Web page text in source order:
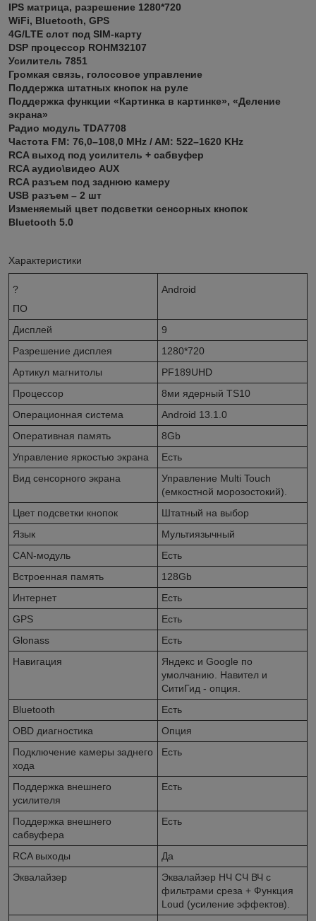
IPS матрица, разрешение 1280*720
WiFi, Bluetooth, GPS
4G/LTE слот под SIM-карту
DSP процессор ROHM32107
Усилитель 7851
Громкая связь, голосовое управление
Поддержка штатных кнопок на руле
Поддержка функции «Картинка в картинке», «Деление
экрана»
Радио модуль TDA7708
Частота FM: 76,0–108,0 MHz / AM: 522–1620 KHz
RCA выход под усилитель + сабвуфер
RCA аудио\видео AUX
RCA разъем под заднюю камеру
USB разъем – 2 шт
Изменяемый цвет подсветки сенсорных кнопок
Bluetooth 5.0
Характеристики
?
ПО
Android
Дисплей
9
Разрешение дисплея
1280*720
Артикул магнитолы
PF189UHD
Процессор
8ми ядерный TS10
Операционная система
Android 13.1.0
Оперативная память
8Gb
Управление яркостью экрана
Есть
Вид сенсорного экрана
Управление Multi Touch
(емкостной морозостокий).
Цвет подсветки кнопок
Штатный на выбор
Язык
Мультиязычный
CAN-модуль
Есть
Встроенная память
128Gb
Интернет
Есть
GPS
Есть
Glonass
Есть
Навигация
Яндекс и Googlе по
умолчанию. Навител и
СитиГид - опция.
Bluetooth
Есть
OBD диагностика
Опция
Подключение камеры заднего
хода
Есть
Поддержка внешнего
усилителя
Есть
Поддержка внешнего
сабвуфера
Есть
RCA выходы
Да
Эквалайзер
Эквалайзер НЧ СЧ ВЧ с
фильтрами среза + Функция
Loud (усиление эффектов).